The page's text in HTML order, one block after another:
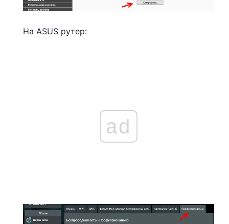
На ASUS рутер:
ad